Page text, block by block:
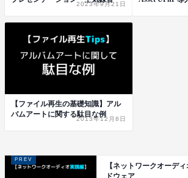
2023年9月21日
【ファイル再生の基礎知識】アル
バムアートに関する駄目な例
2013年12月8日
【ネットワークオーデ
ドウェア